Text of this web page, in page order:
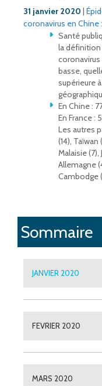
31 janvier 2020 |
coronavirus en Chine
Santé
la définition
basse,
supérieure
En Chine :
En France :
Les autres
(14),
Malaisie (7),
Allemagne
Cambodge
Sommaire
JANVIER 2020
FEVRIER 2020
MARS 2020